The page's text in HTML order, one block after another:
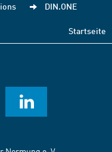
DIN.ONE
Startseite